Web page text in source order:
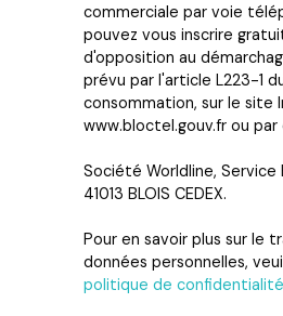
commerciale par voie
pouvez vous inscrire
d'opposition au
prévu par l'article L223-1
consommation, sur le site
www.bloctel.gouv.fr ou par
Société Worldline, Service
41013 BLOIS CEDEX.
Pour en savoir plus sur le
données personnelles,
politique de confidentialité